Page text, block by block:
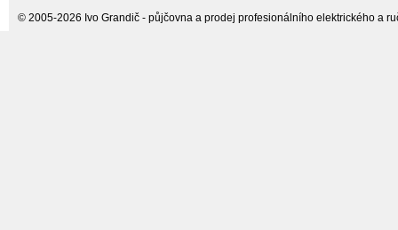
© 2005-2026 Ivo Grandič - půjčovna a prodej profesionálního elektrického a